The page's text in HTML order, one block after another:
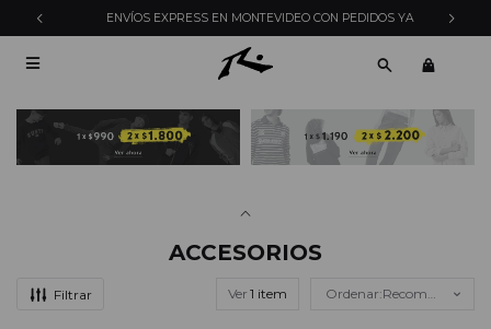
ENVÍOS EXPRESS EN MONTEVIDEO CON PEDIDOS YA

ACCESORIOS
Ver Recomendados